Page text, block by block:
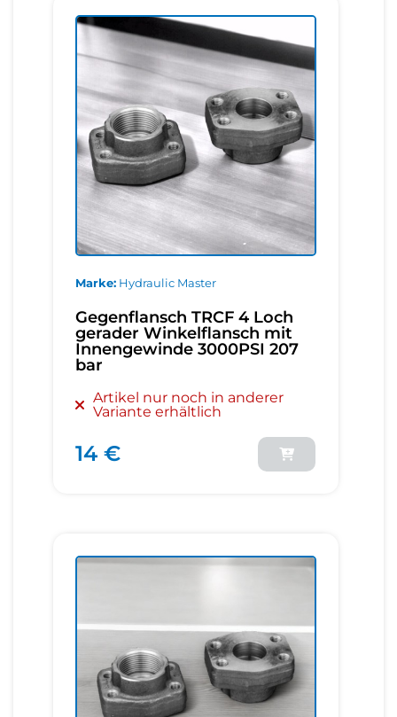
Marke Hydraulic Master
Gegenflansch TRCF 4 Loch
gerader Winkelflansch mit
Innengewinde 3000PSI 207
bar
Artikel nur noch in anderer
Variante erhältlich
14 €